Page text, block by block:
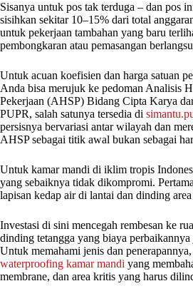
Sisanya untuk pos tak terduga – dan pos
sisihkan sekitar 10–15% dari total
untuk pekerjaan tambahan yang baru
pembongkaran atau pemasangan
Untuk acuan koefisien dan harga satuan
Anda bisa merujuk ke pedoman Analisis
Pekerjaan (AHSP) Bidang Cipta Karya
PUPR, salah satunya tersedia di
persisnya bervariasi antar wilayah dan
AHSP sebagai titik awal bukan sebagai
Untuk kamar mandi di iklim tropis
yang sebaiknya tidak dikompromi.
lapisan kedap air di lantai dan dinding area
Investasi di sini mencegah rembesan ke
dinding tetangga yang biaya
Untuk memahami jenis dan
waterproofing kamar mandi yang
membrane, dan area kritis yang harus